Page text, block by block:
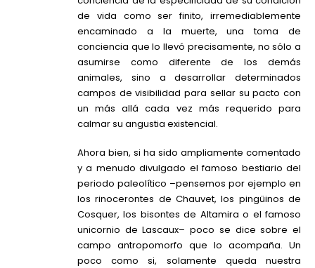
de vida como ser finito, irremediablemente
encaminado a la muerte, una toma de
conciencia que lo llevó precisamente, no sólo a
asumirse como diferente de los demás
animales, sino a desarrollar determinados
campos de visibilidad para sellar su pacto con
un más allá cada vez más requerido para
calmar su angustia existencial.
Ahora bien, si ha sido ampliamente comentado
y a menudo divulgado el famoso bestiario del
periodo paleolítico –pensemos por ejemplo en
los rinocerontes de Chauvet, los pingüinos de
Cosquer, los bisontes de Altamira o el famoso
unicornio de Lascaux– poco se dice sobre el
campo antropomorfo que lo acompaña. Un
poco como si, solamente queda nuestra